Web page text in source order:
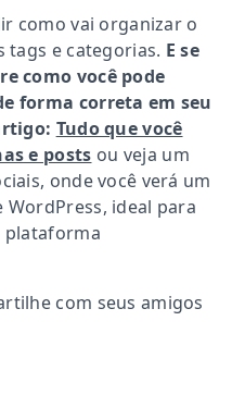
como vai organizar o
tags e categorias. E se
como você pode
forma correta em seu
Tudo que você
e posts ou veja um
onde você verá um
ideal para
plataforma
com seus amigos